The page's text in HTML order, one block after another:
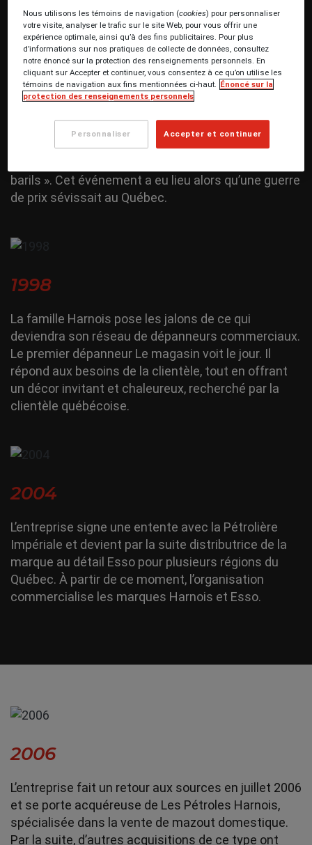
1996
L’entreprise construit son siège social et son centre
Thomas. Rappelons qu’en juillet 1996, l’entreprise
familiale joue un rôle important dans ce qui est
barils ». Cet événement a eu lieu alors qu’une guerre
de prix sévissait au Québec.
1998
La famille Harnois pose les jalons de ce qui
deviendra son réseau de dépanneurs commerciaux.
Le premier dépanneur Le magasin voit le jour. Il
répond aux besoins de la clientèle, tout en offrant
un décor invitant et chaleureux, recherché par la
clientèle québécoise.
2004
L’entreprise signe une entente avec la Pétrolière
Impériale et devient par la suite distributrice de la
marque au détail Esso pour plusieurs régions du
Québec. À partir de ce moment, l’organisation
commercialise les marques Harnois et Esso.
2006
L’entreprise fait un retour aux sources en juillet 2006
et se porte acquéreuse de Les Pétroles Harnois,
spécialisée dans la vente de mazout domestique.
Par la suite, d’autres acquisitions de ce type ont
Nous utilisons les témoins de navigation (cookies) pour personnaliser
votre visite, analyser le trafic sur le site Web, pour vous offrir une
expérience optimale, ainsi qu’à des fins publicitaires. Pour plus
d’informations sur nos pratiques de collecte de données, consultez
notre énoncé sur la protection des renseignements personnels. En
cliquant sur Accepter et continuer, vous consentez à ce qu’on utilise les
témoins de navigation aux fins mentionnées ci-haut. Énoncé sur la
protection des renseignements personnels
Personnaliser Accepter et continuer